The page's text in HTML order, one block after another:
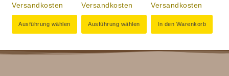
Versandkosten
Ausführung wählen
Versandkosten
Ausführung wählen
Versandkosten
In den Warenkorb